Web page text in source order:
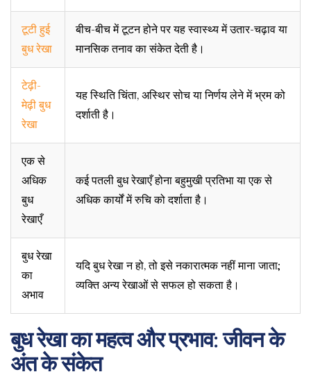
टूटी हुई
बुध रेखा
बीच-बीच में टूटन होने पर यह स्वास्थ्य में उतार-चढ़ाव या
मानसिक तनाव का संकेत देती है।
टेढ़ी-
मेढ़ी बुध
रेखा
यह स्थिति चिंता, अस्थिर सोच या निर्णय लेने में भ्रम को
दर्शाती है।
एक से
अधिक
बुध
रेखाएँ
कई पतली बुध रेखाएँ होना बहुमुखी प्रतिभा या एक से
अधिक कार्यों में रुचि को दर्शाता है।
बुध रेखा
का
अभाव
यदि बुध रेखा न हो, तो इसे नकारात्मक नहीं माना जाता;
व्यक्ति अन्य रेखाओं से सफल हो सकता है।
बुध रेखा का महत्व और प्रभाव: जीवन के
अंत के संकेत